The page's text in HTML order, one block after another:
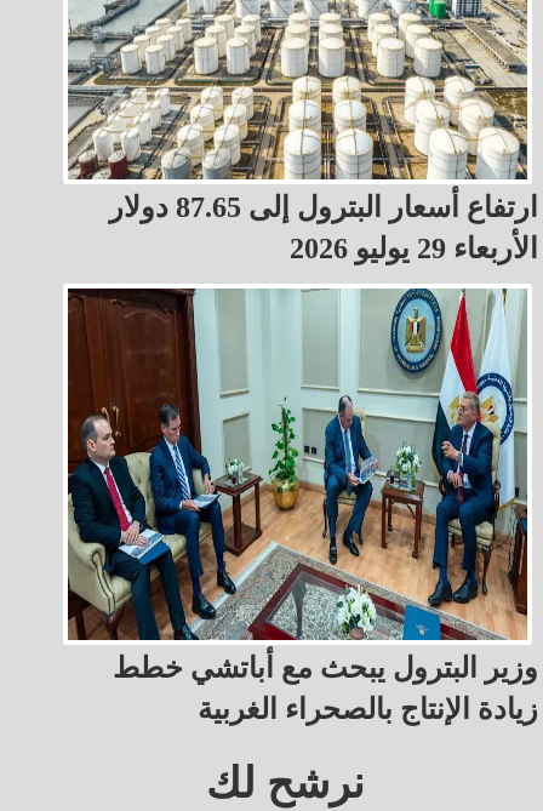
ارتفاع أسعار البترول إلى 87.65 دولار
الأربعاء 29 يوليو 2026
وزير البترول يبحث مع أباتشي خطط
زيادة الإنتاج بالصحراء الغربية
نرشح لك